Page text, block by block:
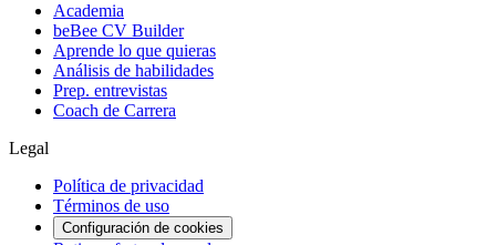
Academia
beBee CV Builder
Aprende lo que quieras
Análisis de habilidades
Prep. entrevistas
Coach de Carrera
Legal
Política de privacidad
Términos de uso
Configuración de cookies